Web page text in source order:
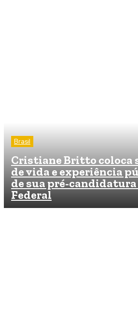
Brasil
Cristiane Britto coloca
de vida e experiência
de sua pré-candidatura
Federal